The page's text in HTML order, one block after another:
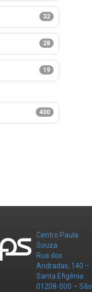
32
28
19
400
Centro Paula
Souza
Rua dos
Andradas, 140 –
Santa Efigênia
01208-000 – São